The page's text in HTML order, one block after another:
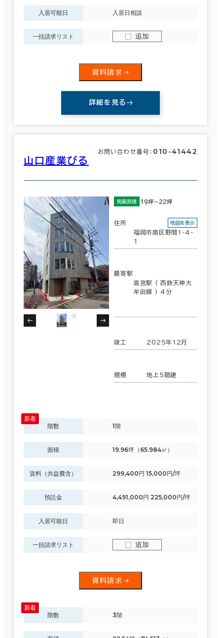
入居可能日 入居日相談
一括請求リスト 追加
資料請求
詳細を見る
山口産業びる
お問い合わせ番号： 010-41442
掲載面積 19坪～22坪
住所
福岡市南区野間1-4-
1
地図を表示
最寄駅
高宮駅 ( 西鉄天神大
牟田線 ) 4分
竣工 2025年12月
規模 地上5階建
階数 1階
面積 19.96坪（65.984㎡）
賃料（共益費含） 299,400円 15,000円/坪
預託金 4,491,000円 225,000円/坪
入居可能日 即日
一括請求リスト 追加
資料請求
階数 3階